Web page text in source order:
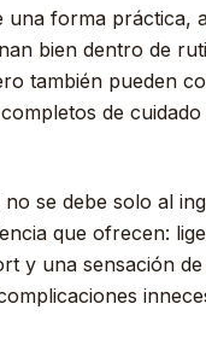
una forma práctica,
bien dentro de
también pueden
de
se debe solo al
que ofrecen:
y una sensación de